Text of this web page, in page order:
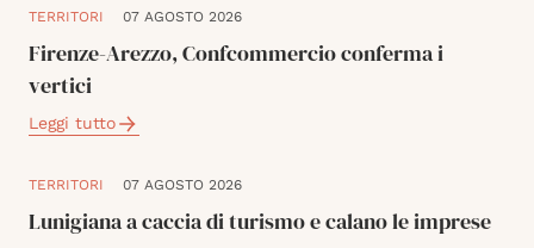
TERRITORI 07 AGOSTO 2026
Firenze-Arezzo, Confcommercio conferma i
vertici
Leggi tutto
TERRITORI 07 AGOSTO 2026
Lunigiana a caccia di turismo e calano le imprese